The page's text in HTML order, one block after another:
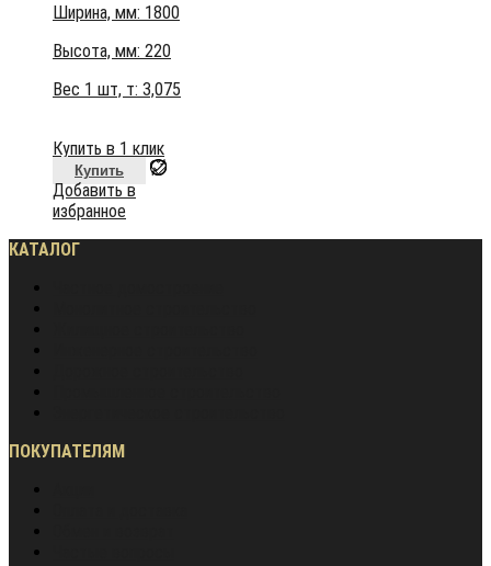
Ширина, мм: 1800
Высота, мм: 220
Вес 1 шт, т: 3,075
Купить в 1 клик
Купить
Добавить в
избранное
КАТАЛОГ
ПОКУПАТЕЛЯМ